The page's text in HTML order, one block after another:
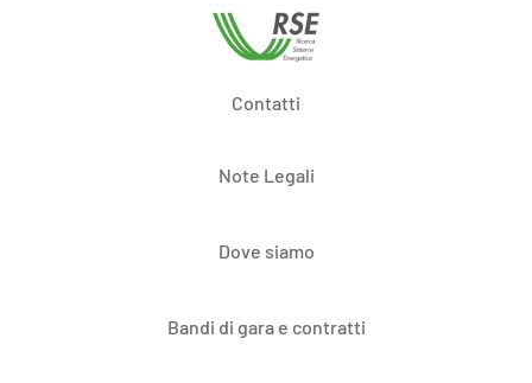
Contatti
Note Legali
Dove siamo
Bandi di gara e contratti